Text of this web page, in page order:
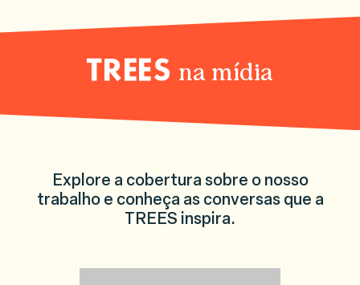
TREES na mídia
Explore a cobertura sobre o nosso
trabalho e conheça as conversas que a
TREES inspira.